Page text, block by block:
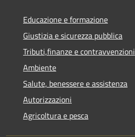
Educazione e formazione
Giustizia e sicurezza pubblica
Tributi,finanze e contravvenzioni
Ambiente
Salute, benessere e assistenza
Autorizzazioni
Agricoltura e pesca